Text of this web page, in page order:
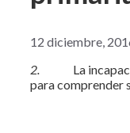
12 diciembre,
2. La
para comprender